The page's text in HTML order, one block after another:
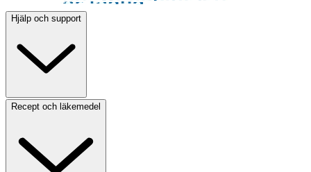
Hjälp och support
Recept och läkemedel